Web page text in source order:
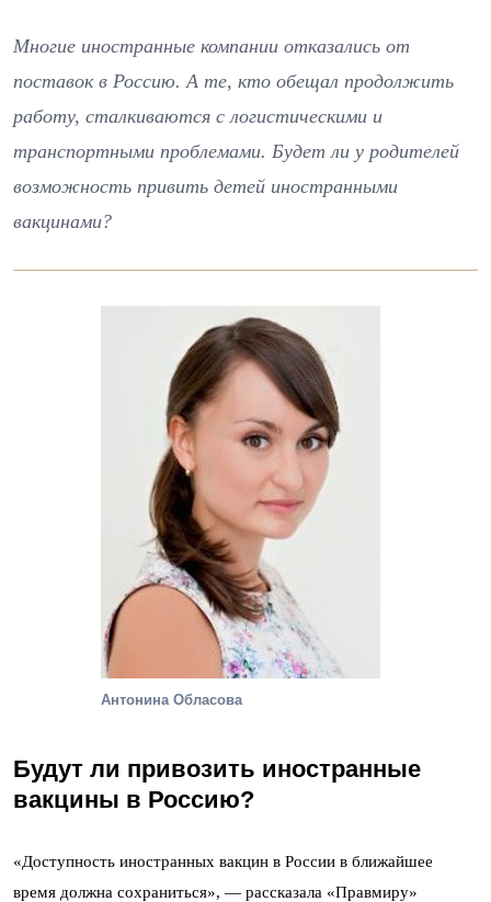
Многие иностранные компании отказались от
поставок в Россию. А те, кто обещал продолжить
работу, сталкиваются с логистическими и
транспортными проблемами. Будет ли у родителей
возможность привить детей иностранными
вакцинами?
Антонина Обласова
Будут ли привозить иностранные
вакцины в Россию?
«Доступность иностранных вакцин в России в ближайшее
время должна сохраниться», — рассказала «Правмиру»